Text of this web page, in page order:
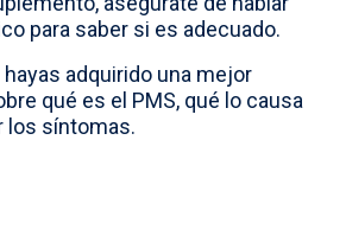
para saber si es adecuado.
adquirido una mejor
qué es el PMS, qué lo causa
los síntomas.